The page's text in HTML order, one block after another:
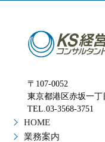
〒107-0052
東京都港区赤坂一
TEL.03-3568-3751
HOME
業務案内